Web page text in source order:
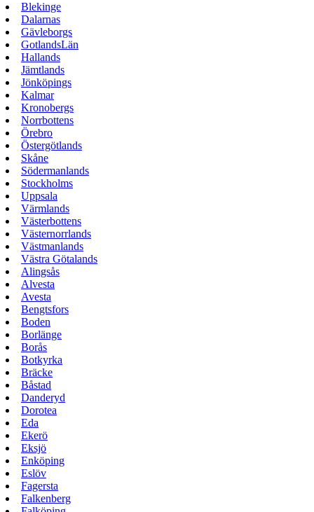
Blekinge
Dalarnas
Gävleborgs
GotlandsLän
Hallands
Jämtlands
Jönköpings
Kalmar
Kronobergs
Norrbottens
Örebro
Östergötlands
Skåne
Södermanlands
Stockholms
Uppsala
Värmlands
Västerbottens
Västernorrlands
Västmanlands
Västra Götalands
Alingsås
Alvesta
Avesta
Bengtsfors
Boden
Borlänge
Borås
Botkyrka
Bräcke
Båstad
Danderyd
Dorotea
Eda
Ekerö
Eksjö
Enköping
Eslöv
Fagersta
Falkenberg